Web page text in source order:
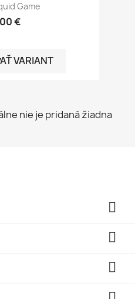
Game
€
VARIANT
nie je pridaná žiadna


